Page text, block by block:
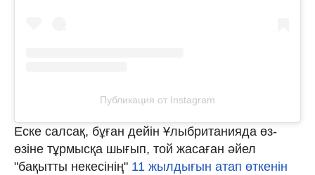
Публикация от Instagram
Еске салсақ, бұған дейін Ұлыбританияда өз-
өзіне тұрмысқа шығып, той жасаған әйел
"бақытты некесінің" 11 жылдығын атап өткенін